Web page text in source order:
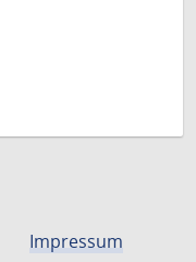
Impressum